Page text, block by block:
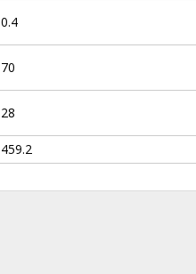
0.4
70
28
459.2